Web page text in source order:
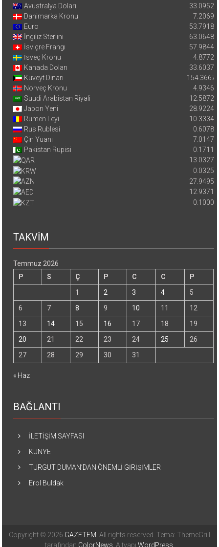
Avustralya Doları
33.0952
Danimarka Kronu
7.2069
Euro
53.7918
İngiliz Sterlini
63.0648
İsviçre Frangı
57.9844
İsveç Kronu
4.8772
Kanada Doları
33.6037
Kuveyt Dinarı
154.3667
Norveç Kronu
4.9346
Suudi Arabistan Riyali
12.5872
Japon Yeni
28.9224
Rumen Leyi
10.3334
Rus Rublesi
0.6078
Çin Yuanı
7.0147
Pakistan Rupisi
0.1711
13.0327
0.0325
27.9495
12.9371
0.1000
TAKVİM
Temmuz 2026
P
S Ç P C C
P
1
2 3 4
5
6
7 8 9 10 11
12
13
14 15 16 17 18
19
20
21 22 23 24 25
26
27
28 29 30 31
« Haz
BAĞLANTI
İLETİŞİM SAYFASI
KÜNYE
TURGUT DUMAN’DAN ÖNEMLİ GİRİŞİMLER
Erol Buldak
Copyright © 2026 GAZETEM . All rights reserved. Tema: ThemeGrill
tarafından ColorNews . Altyapı WordPress